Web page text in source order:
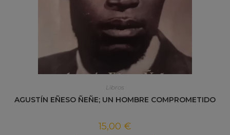
Libros
AGUSTÍN EÑESO ÑEÑE; UN HOMBRE COMPROMETIDO
15,00 €